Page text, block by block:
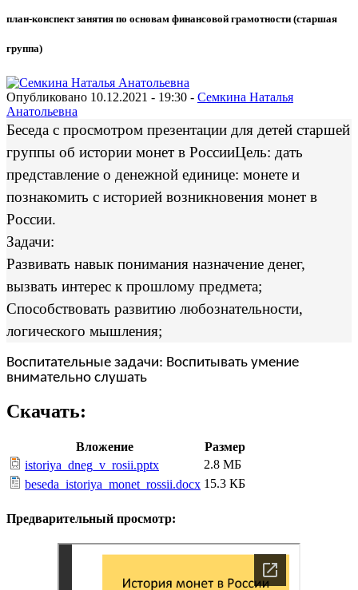
план-конспект занятия по основам финансовой грамотности (старшая
группа)
Опубликовано 10.12.2021 - 19:30 - Семкина Наталья
Анатольевна
Беседа с просмотром презентации для детей старшей
группы об истории монет в РоссииЦель: дать
представление о денежной единице: монете и
познакомить с историей возникновения монет в
России.
Задачи:
Развивать навык понимания назначение денег,
вызвать интерес к прошлому предмета;
Способствовать развитию любознательности,
логического мышления;
Воспитательные задачи: Воспитывать умение
внимательно слушать
Скачать:
Вложение
Размер
istoriya_dneg_v_rosii.pptx
2.8 МБ
beseda_istoriya_monet_rossii.docx 15.3 КБ
Предварительный просмотр: